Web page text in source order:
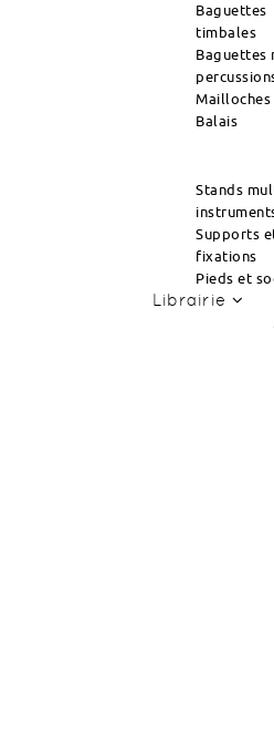
Baguettes
timbales
Baguettes
Mailloches
Balais
Stands
Supports
fixations
Pieds et
Librairie